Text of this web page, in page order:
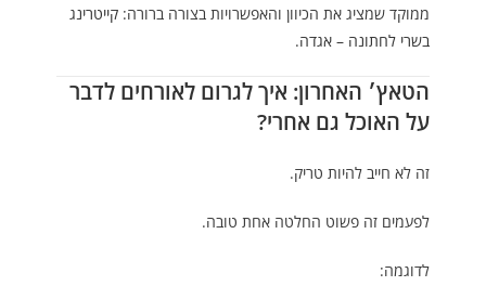
ממוקד שמציג את הכיוון והאפשרויות בצורה ברורה:קייטרינג
בשרי לחתונה – אגדה.
הטאץ׳ האחרון: איך לגרום לאורחים לדבר
על האוכל גם אחרי?
זה לא חייב להיות טריק.
לפעמים זה פשוט החלטה אחת טובה.
לדוגמה: